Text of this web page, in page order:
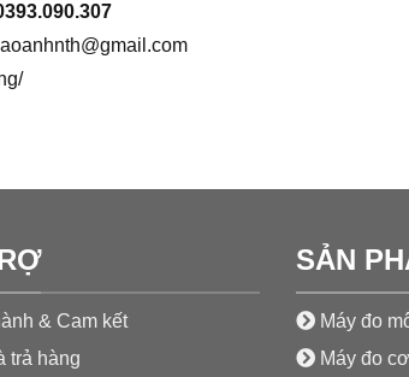
& Cam kết
trả hàng
SẢN
Máy đo
Máy đo